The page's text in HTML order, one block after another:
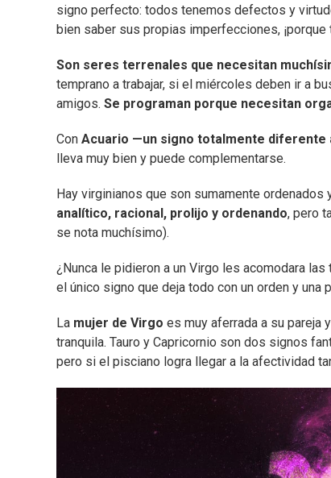
signo perfecto: todos tenemos defectos y
bien saber sus propias imperfecciones,
Son seres terrenales que necesitan
temprano a trabajar, si el miércoles deben ir a
amigos. Se programan porque necesitan
Con Acuario —un signo totalmente diferente
lleva muy bien y puede complementarse.
Hay virginianos que son sumamente
analítico, racional, prolijo y ordenando, pero
se nota muchísimo).
¿Nunca le pidieron a un Virgo les acomodara
el único signo que deja todo con un orden y una
La mujer de Virgo es muy aferrada a su pareja
tranquila. Tauro y Capricornio son dos signos
pero si el pisciano logra llegar a la afectividad